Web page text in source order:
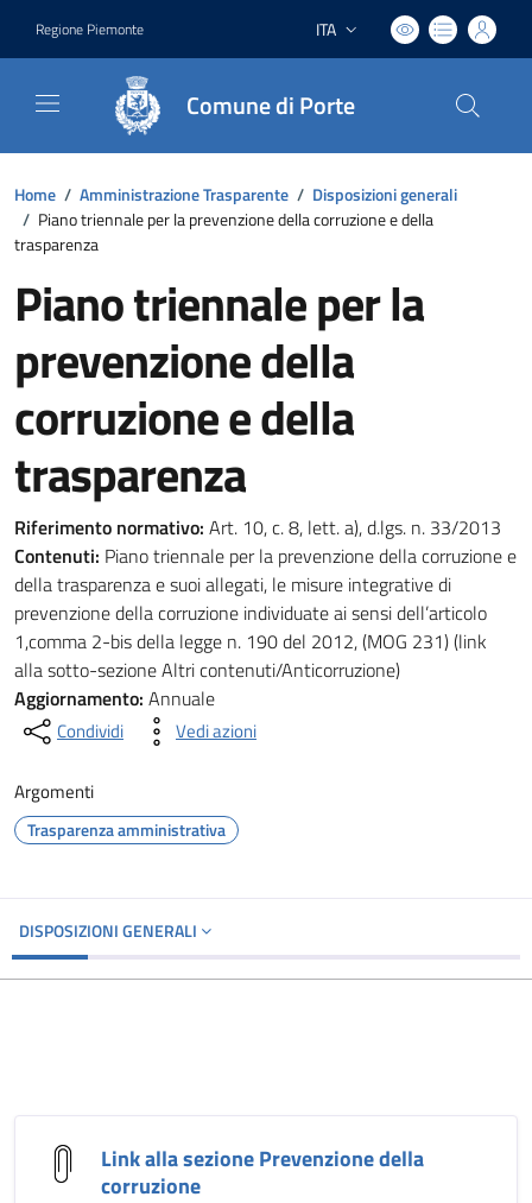
Regione Piemonte Lingua attiva:
ITA
Comune di Porte
Home / Amministrazione Trasparente / Disposizioni generali
/ Piano triennale per la prevenzione della corruzione e della
trasparenza
Piano triennale per la
prevenzione della
corruzione e della
trasparenza
Riferimento normativo: Art. 10, c. 8, lett. a), d.lgs. n. 33/2013
Contenuti: Piano triennale per la prevenzione della corruzione e
della trasparenza e suoi allegati, le misure integrative di
prevenzione della corruzione individuate ai sensi dell’articolo
1,comma 2-bis della legge n. 190 del 2012, (MOG 231) (link
alla sotto-sezione Altri contenuti/Anticorruzione)
Aggiornamento: Annuale
Condividi Vedi azioni
Argomenti
Trasparenza amministrativa
DISPOSIZIONI GENERALI
Link alla sezione Prevenzione della
corruzione